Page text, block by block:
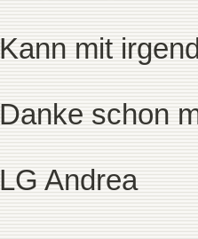
Kann mit
Danke schon
LG Andrea